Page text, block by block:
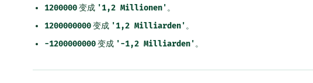
1200000变成 '1,2 Millionen' 。
1200000000变成 '1,2 Milliarden' 。
-1200000000变成 '-1,2 Milliarden' 。